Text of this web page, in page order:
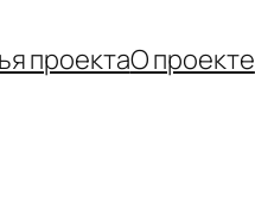
проектаО проекте